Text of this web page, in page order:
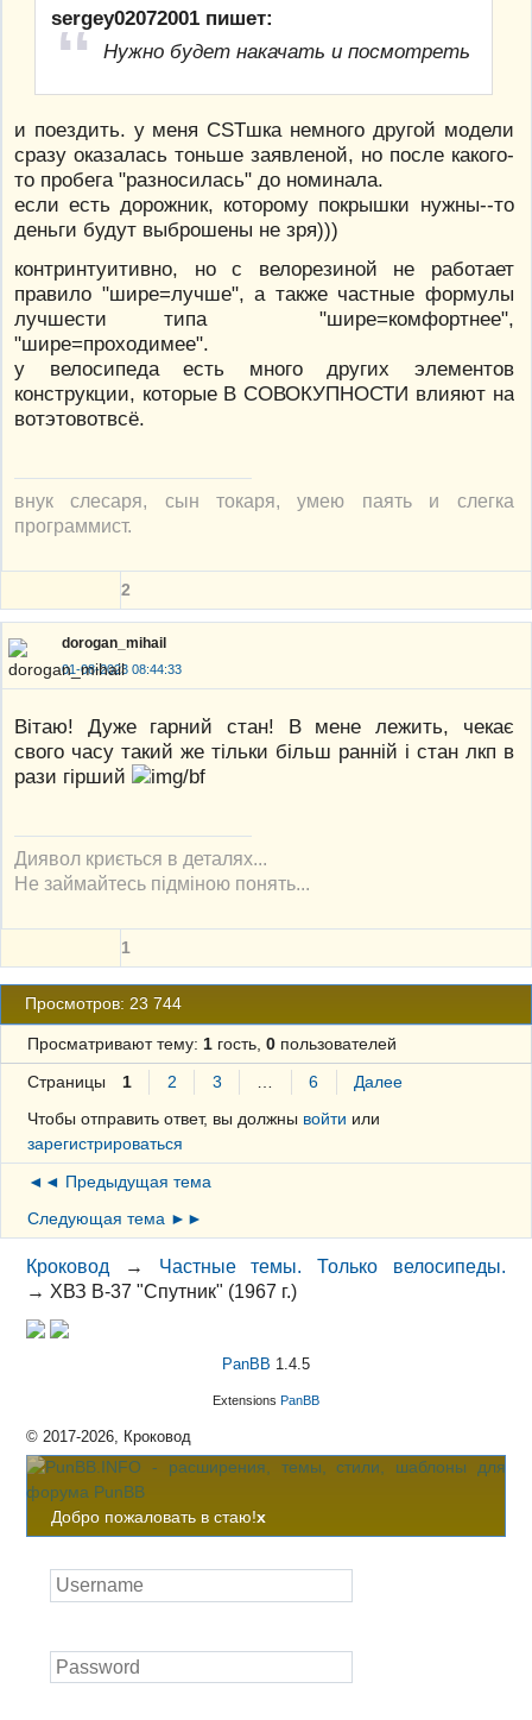
sergey02072001 пишет:
Нужно будет накачать и посмотреть
и поездить. у меня CSTшка немного другой модели
сразу оказалась тоньше заявленой, но после какого-
то пробега "разносилась" до номинала.
если есть дорожник, которому покрышки нужны--то
деньги будут выброшены не зря)))
контринтуитивно, но с велорезиной не работает
правило "шире=лучше", а также частные формулы
лучшести типа "шире=комфортнее",
"шире=проходимее".
у велосипеда есть много других элементов
конструкции, которые В СОВОКУПНОСТИ влияют на
вотэтовотвсё.
внук слесаря, сын токаря, умею паять и слегка
программист.
2
dorogan_mihail
01-08-2023 08:44:33
Вітаю! Дуже гарний стан! В мене лежить, чекає
свого часу такий же тільки більш ранній і стан лкп в
рази гірший
Диявол криється в деталях...
Не займайтесь підміною понять...
1
Просмотров: 23 744
Просматривают тему: 1гость, 0пользователей
Страницы 1 2 3 6
Далее
Чтобы отправить ответ, вы должны войти или
зарегистрироваться
◄◄ Предыдущая тема
Следующая тема ►►
Кроковод → Частные темы. Только велосипеды.
→ ХВЗ В-37 "Спутник" (1967 г.)
PanBB 1.4.5
Extensions PanBB
© 2017-2026, Кроковод
Добро пожаловать в стаю!x